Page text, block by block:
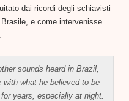
dai ricordi degli schiavisti
e come intervenisse
sounds heard in Brazil,
with what he believed to be
years, especially at night.